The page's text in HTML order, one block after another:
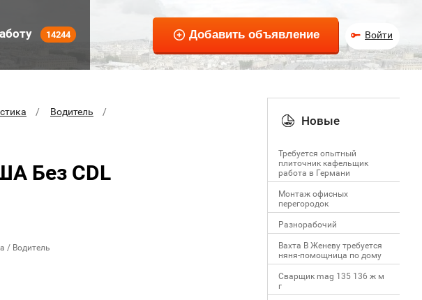
14244 Войти
Водитель
Без CDL
/ Водитель
Новые
Требуется опытный
плиточник кафельщик
работa в Германи
Mонтаж офисных
перегородок
Разнорабочий
Вахта В Женеву требуется
няня-помощница по дому
Сварщик mag 135 136 ж м
г